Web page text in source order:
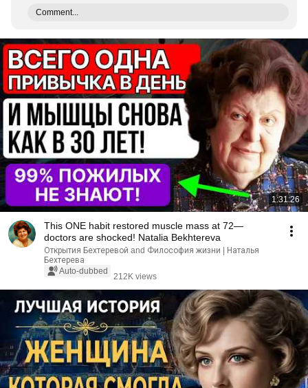
Comment...
1:31:26
This ONE habit restored muscle mass at 72—
doctors are shocked! Natalia Bekhtereva
Открытия Бехтеревой and Философия жизни | Наталья
Бехтерева
Auto-dubbed
212K views